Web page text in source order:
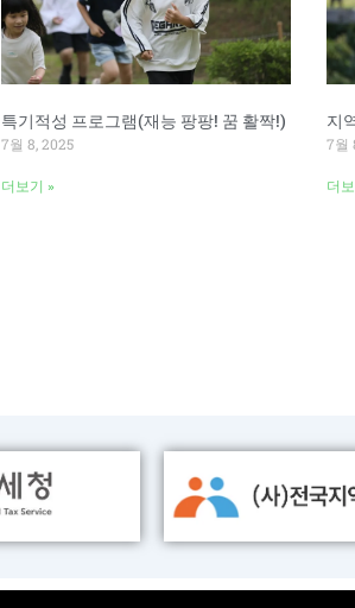
특기적성 프로그램(재능 팡팡! 꿈 활짝!)
7월 8, 2025
더보기 »
지
7월
더